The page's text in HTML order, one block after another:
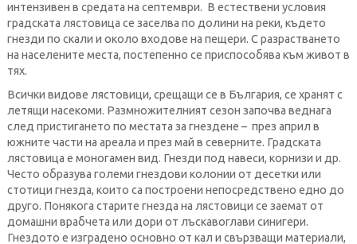
интензивен в средата на септември. В естествени условия
градската лястовица се заселва по долини на реки, където
гнезди по скали и около входове на пещери. С разрастването
на населените места, постепенно се приспособява към живот в
тях.
Всички видове лястовици, срещащи се в България, се хранят с
летящи насекоми. Размножителният сезон започва веднага
след пристигането по местата за гнездене – през април в
южните части на ареала и през май в северните. Градската
лястовица е моногамен вид. Гнезди под навеси, корнизи и др.
Често образува големи гнездови колонии от десетки или
стотици гнезда, които са построени непосредствено едно до
друго. Понякога старите гнезда на лястовици се заемат от
домашни врабчета или дори от лъскавоглави синигери.
Гнездото е изградено основно от кал и свързващи материали,